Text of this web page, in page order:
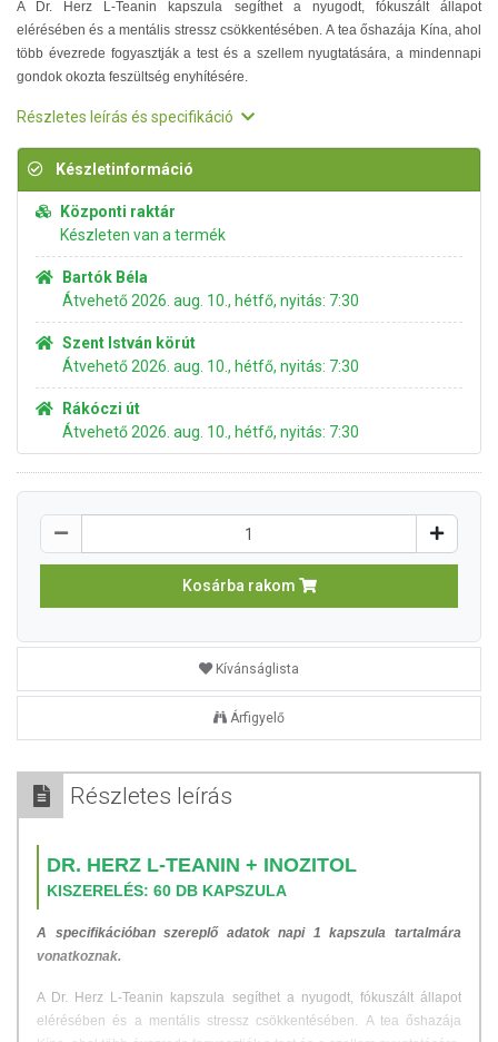
A Dr. Herz L-Teanin kapszula segíthet a nyugodt, fókuszált állapot
elérésében és a mentális stressz csökkentésében. A tea őshazája Kína, ahol
több évezrede fogyasztják a test és a szellem nyugtatására, a mindennapi
gondok okozta feszültség enyhítésére.
Részletes leírás és specifikáció
Készletinformáció
Központi raktár
Készleten van a termék
Bartók Béla
Átvehető 2026. aug. 10., hétfő, nyitás: 7:30
Szent István körút
Átvehető 2026. aug. 10., hétfő, nyitás: 7:30
Rákóczi út
Átvehető 2026. aug. 10., hétfő, nyitás: 7:30
Kosárba rakom
Kívánságlista
Árfigyelő
Részletes leírás
DR. HERZ L-TEANIN + INOZITOL
KISZERELÉS: 60 DB KAPSZULA
A specifikációban szereplő adatok napi 1 kapszula tartalmára
vonatkoznak.
A Dr. Herz L-Teanin kapszula segíthet a nyugodt, fókuszált állapot
elérésében és a mentális stressz csökkentésében. A tea őshazája